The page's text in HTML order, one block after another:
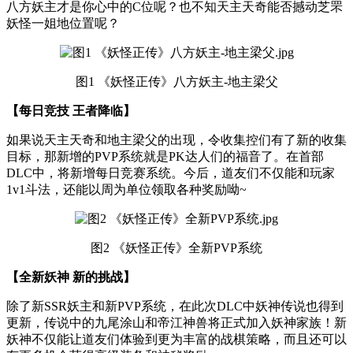
八方妖主才是你心中的C位呢？也不知天主天奇能否撼动芝罘
妖怪一姐地位置呢？
图1 《妖怪正传》八方妖主-地主梁父
【每日竞技 王者降临】
如果说天主天奇和地主梁父的出现，令收集控们有了新的收集
目标，那新增的PVP系统就是PK达人们的福音了。在首部
DLC中，将新增每日竞赛系统。今后，道友们不仅能和玩家
1v1斗法，还能以周为单位领取各种奖励呦~
图2 《妖怪正传》全新PVP系统
【全新妖神 新的挑战】
除了新SSR妖主和新PVP系统，在此次DLC中妖神传说也得到
更新，传说中的九尾涂山和帝江神兽将正式加入妖神家族！新
妖神不仅能让道友们体验到更为丰富的战棋策略，而且还可以